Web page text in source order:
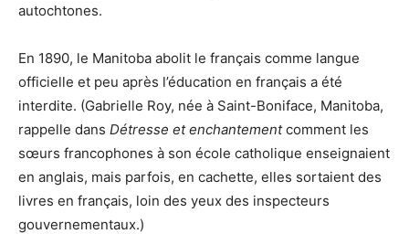
autochtones.
En 1890, le Manitoba abolit le français comme langue
officielle et peu après l’éducation en français a été
interdite. (Gabrielle Roy, née à Saint-Boniface, Manitoba,
rappelle dans Détresse et enchantementcomment les
sœurs francophones à son école catholique enseignaient
en anglais, mais parfois, en cachette, elles sortaient des
livres en français, loin des yeux des inspecteurs
gouvernementaux.)